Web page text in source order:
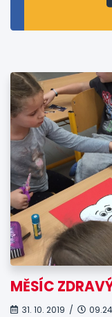
MĚSÍC
31. 10. 2019 / 09.24